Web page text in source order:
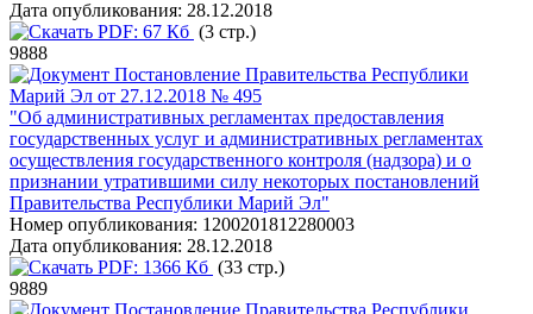
Дата опубликования: 28.12.2018
PDF: 67 Кб (3 стр.)
9888
Постановление Правительства Республики
Марий Эл от 27.12.2018 № 495
"Об административных регламентах предоставления
государственных услуг и административных регламентах
осуществления государственного контроля (надзора) и о
признании утратившими силу некоторых постановлений
Правительства Республики Марий Эл"
Номер опубликования: 1200201812280003
Дата опубликования: 28.12.2018
PDF: 1366 Кб (33 стр.)
9889
Постановление Правительства Республики